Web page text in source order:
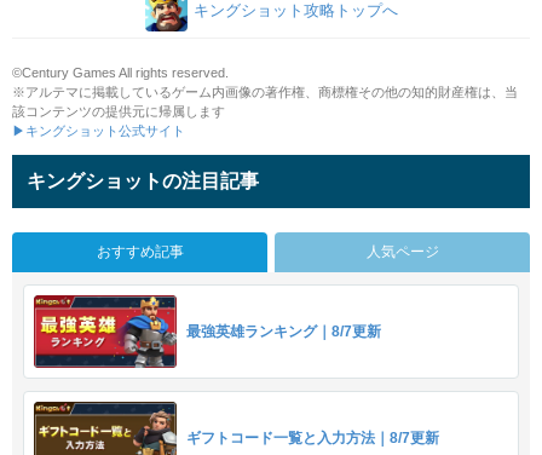
キングショット攻略トップへ
©Century Games All rights reserved.
※アルテマに掲載しているゲーム内画像の著作権、商標権その他の知的財産権は、当
該コンテンツの提供元に帰属します
▶キングショット公式サイト
キングショットの注目記事
おすすめ記事 人気ページ
最強英雄ランキング｜8/7更新
ギフトコード一覧と入力方法｜8/7更新